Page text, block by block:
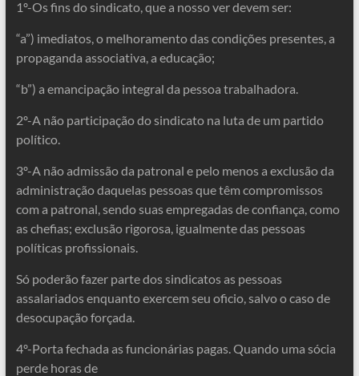
1º-Os fins do sindicato, que a nosso ver devem ser:
“a”) imediatos, o melhoramento das condições presentes, a
propaganda associativa, a educação;
“b”) a emancipação integral da pessoa trabalhadora.
2º-A não participação do sindicato na luta de um partido
político.
3º-A não admissão da patronal e pelo menos a exclusão da
administração daquelas pessoas que têm compromissos
com a patronal, sendo suas empregadas de confiança, como
as chefias; exclusão rigorosa, igualmente das pessoas
políticas profissionais.
Só poderão fazer parte dos sindicatos as pessoas
assalariados enquanto exercem seu oficio, salvo o caso de
desocupação forçada.
4º-Porta fechada as funcionárias pagas. Quando uma sócia
perde horas de